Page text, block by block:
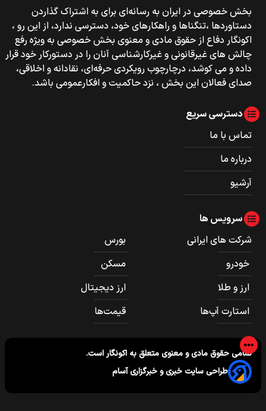
بخش خصوصی‌‌ در ایران به رسانه‌ای برای به اشتراک گذاردن
دستاوردها ،تنگناها و راهکارهای خود، دسترسی ندارد، از این رو ،
اکونگار دفاع از حقوق مادی و معنوی بخش خصوصی به ویژه رفع
چالش های غیرقانونی و غیرکارشناسی آنان را در دستورکار خود قرار
داده و می کوشد، درچارچوب رویکردی حرفه‌ای، نقادانه و اخلاقی،
صدای فعالان این بخش ، نزد حاکمیت و افکارعمومی باشد.
دسترسی سریع
تماس با ما
درباره ما
آرشیو
سرویس ها
شرکت های ایرانی
بورس
خودرو
مسکن
ارز و طلا
ارز دیجیتال
استارت آپ‌ها
قیمت‌ها
تمامی حقوق مادی و معنوی متعلق به اکونگاراست.
طراحی سایت خبری و خبرگزاری آسام